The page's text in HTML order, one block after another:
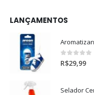
LANÇAMENTOS
0out of
R$29,99